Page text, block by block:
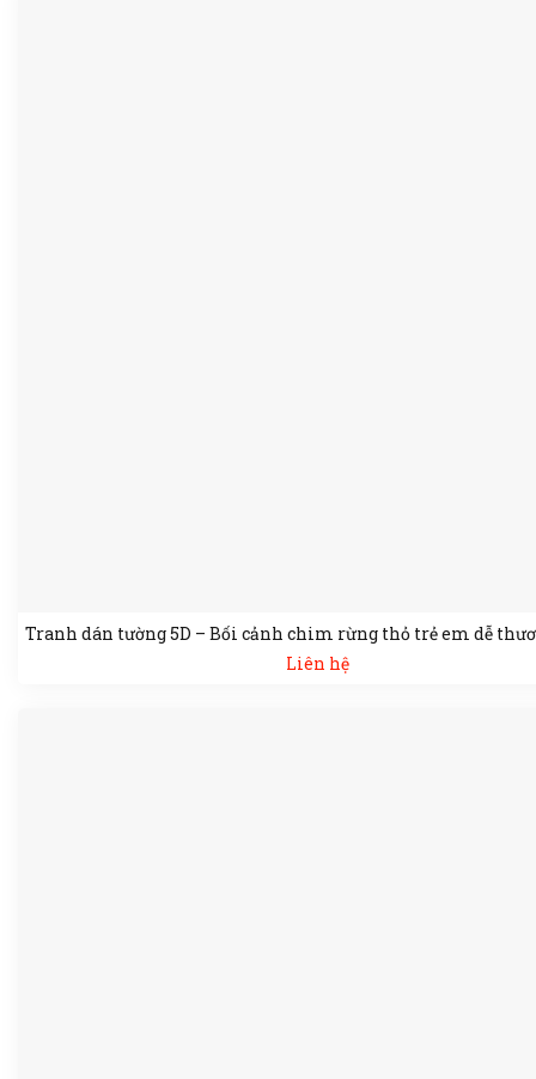
Tranh dán tường 5D – Bối cảnh chim rừng thỏ trẻ em dễ
Liên hệ